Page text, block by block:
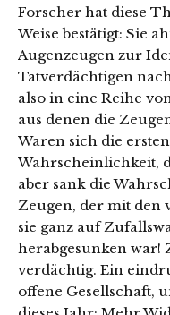
Forscher hat diese
Weise bestätigt: Sie
Augenzeugen zur
Tatverdächtigen
also in eine Reihe
aus denen die
Waren sich die
Wahrscheinlichkeit,
aber sank die
Zeugen, der mit den
sie ganz auf
herabgesunken war!
verdächtig. Ein
offene Gesellschaft,